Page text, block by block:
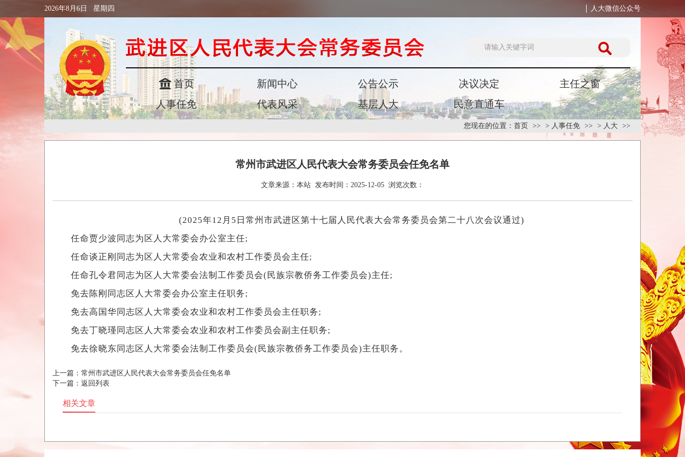
2026年8月6日 星期四 人大微信公众号
首页 新闻中心 公告公示 决议决定
主任之窗
人事任免
代表风采 基层人大 民意直通车
您现在的位置： 首页 > 人事任免 > 人大
常州市武进区人民代表大会常务委员会任免名单
文章来源： 本站 发布时间： 2025-12-05 浏览次数：
(2025年12月5日常州市武进区第十七届人民代表大会常务委员会第二十八次会议通过)
任命贾少波同志为区人大常委会办公室主任;
任命谈正刚同志为区人大常委会农业和农村工作委员会主任;
任命孔令君同志为区人大常委会法制工作委员会(民族宗教侨务工作委员会)主任;
免去陈刚同志区人大常委会办公室主任职务;
免去高国华同志区人大常委会农业和农村工作委员会主任职务;
免去丁晓瑾同志区人大常委会农业和农村工作委员会副主任职务;
免去徐晓东同志区人大常委会法制工作委员会(民族宗教侨务工作委员会)主任职务。
上一篇： 常州市武进区人民代表大会常务委员会任免名单
下一篇： 返回列表
相关文章